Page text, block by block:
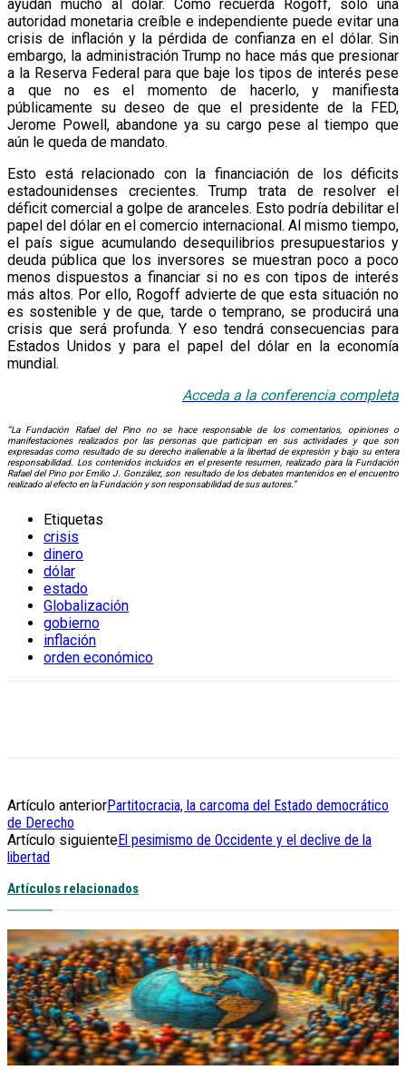
ayudan mucho al dólar. Como recuerda Rogoff, solo una
autoridad monetaria creíble e independiente puede evitar una
crisis de inflación y la pérdida de confianza en el dólar. Sin
embargo, la administración Trump no hace más que presionar
a la Reserva Federal para que baje los tipos de interés pese
a que no es el momento de hacerlo, y manifiesta
públicamente su deseo de que el presidente de la FED,
Jerome Powell, abandone ya su cargo pese al tiempo que
aún le queda de mandato.
Esto está relacionado con la financiación de los déficits
estadounidenses crecientes. Trump trata de resolver el
déficit comercial a golpe de aranceles. Esto podría debilitar el
papel del dólar en el comercio internacional. Al mismo tiempo,
el país sigue acumulando desequilibrios presupuestarios y
deuda pública que los inversores se muestran poco a poco
menos dispuestos a financiar si no es con tipos de interés
más altos. Por ello, Rogoff advierte de que esta situación no
es sostenible y de que, tarde o temprano, se producirá una
crisis que será profunda. Y eso tendrá consecuencias para
Estados Unidos y para el papel del dólar en la economía
mundial.
Acceda a la conferencia completa
“La Fundación Rafael del Pino no se hace responsable de los comentarios, opiniones o
manifestaciones realizados por las personas que participan en sus actividades y que son
expresadas como resultado de su derecho inalienable a la libertad de expresión y bajo su entera
responsabilidad. Los contenidos incluidos en el presente resumen, realizado para la Fundación
Rafael del Pino por Emilio J. González, son resultado de los debates mantenidos en el encuentro
realizado al efecto en la Fundación y son responsabilidad de sus autores.”
Etiquetas
crisis
dinero
dólar
estado
Globalización
gobierno
inflación
orden económico
Artículo anteriorPartitocracia, la carcoma del Estado democrático
de Derecho
Artículo siguienteEl pesimismo de Occidente y el declive de la
libertad
Artículos relacionados